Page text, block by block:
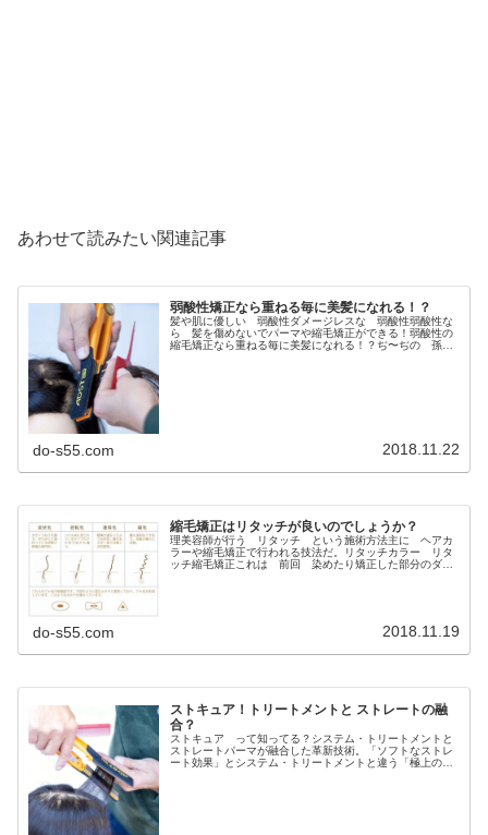
あわせて読みたい関連記事
弱酸性矯正なら重ねる毎に美髪になれる！？
髪や肌に優しい 弱酸性ダメージレスな 弱酸性弱酸性な
ら 髪を傷めないでパーマや縮毛矯正ができる！弱酸性の
縮毛矯正なら重ねる毎に美髪になれる！？ぢ〜ぢの 孫た
do-s55.com 2018.11.22
縮毛矯正はリタッチが良いのでしょうか？
理美容師が行う リタッチ という施術方法主に ヘアカ
ラーや縮毛矯正で行われる技法だ。リタッチカラー リタ
ッチ縮毛矯正これは 前回 染めたり矯正した部分のダメ
do-s55.com 2018.11.19
ストキュア！トリートメントと ストレートの融
合？
ストキュア って知ってる？システム・トリートメントと
ストレートパーマが融合した革新技術。「ソフトなストレ
ート効果」とシステム・トリートメントと違う「極上の質